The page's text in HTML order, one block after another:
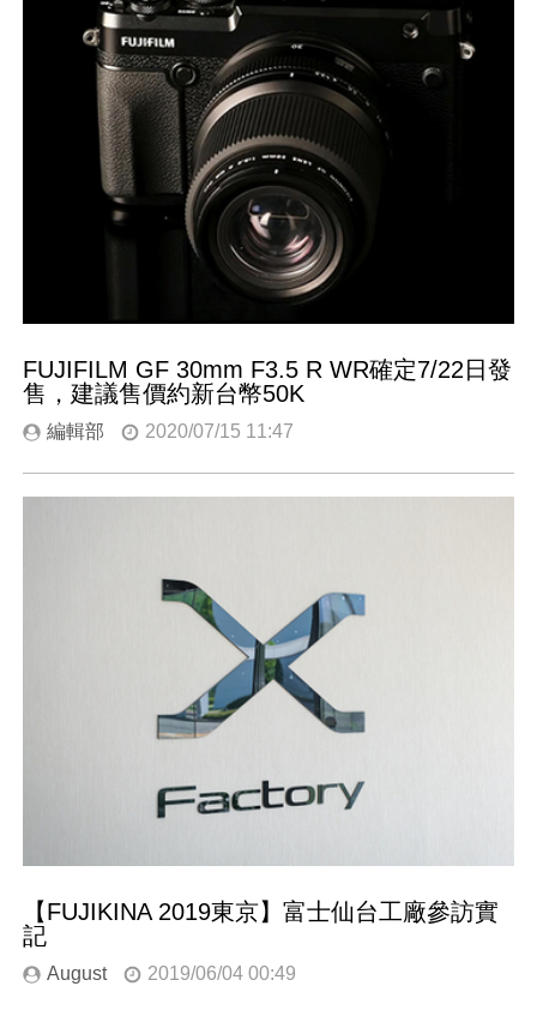
FUJIFILM GF 30mm F3.5 R WR確定7/22日發
售，建議售價約新台幣50K
編輯部 2020/07/15 11:47
【FUJIKINA 2019東京】富士仙台工廠參訪實
記
August 2019/06/04 00:49